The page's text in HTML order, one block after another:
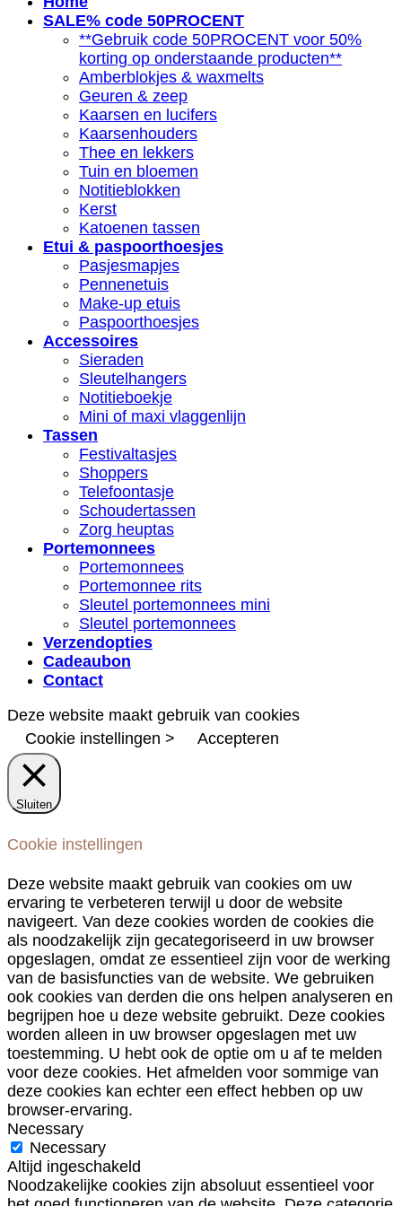
SALE% code 50PROCENT
**Gebruik code 50PROCENT voor 50%
korting op onderstaande producten**
Amberblokjes & waxmelts
Geuren & zeep
Kaarsen en lucifers
Kaarsenhouders
Thee en lekkers
Tuin en bloemen
Notitieblokken
Kerst
Katoenen tassen
Etui & paspoorthoesjes
Pasjesmapjes
Pennenetuis
Make-up etuis
Paspoorthoesjes
Accessoires
Sieraden
Sleutelhangers
Notitieboekje
Mini of maxi vlaggenlijn
Tassen
Festivaltasjes
Shoppers
Telefoontasje
Schoudertassen
Zorg heuptas
Portemonnees
Portemonnees
Portemonnee rits
Sleutel portemonnees mini
Sleutel portemonnees
Verzendopties
Cadeaubon
Contact
Deze website maakt gebruik van cookies
Cookie instellingen >
Accepteren
Sluiten
Cookie instellingen
Deze website maakt gebruik van cookies om uw
ervaring te verbeteren terwijl u door de website
navigeert. Van deze cookies worden de cookies die
als noodzakelijk zijn gecategoriseerd in uw browser
opgeslagen, omdat ze essentieel zijn voor de werking
van de basisfuncties van de website. We gebruiken
ook cookies van derden die ons helpen analyseren en
begrijpen hoe u deze website gebruikt. Deze cookies
worden alleen in uw browser opgeslagen met uw
toestemming. U hebt ook de optie om u af te melden
voor deze cookies. Het afmelden voor sommige van
deze cookies kan echter een effect hebben op uw
browser-ervaring.
Necessary
Necessary
Altijd ingeschakeld
Noodzakelijke cookies zijn absoluut essentieel voor